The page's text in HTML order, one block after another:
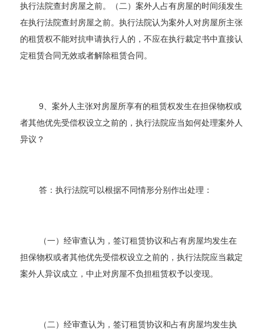
执行法院查封房屋之前。（二）案外人占有房屋的时间须发生
在执行法院查封房屋之前。执行法院认为案外人对房屋所主张
的租赁权不能对抗申请执行人的，不应在执行裁定书中直接认
定租赁合同无效或者解除租赁合同。
9、案外人主张对房屋所享有的租赁权发生在担保物权或
者其他优先受偿权设立之前的，执行法院应当如何处理案外人
异议？
答：执行法院可以根据不同情形分别作出处理：
（一）经审查认为，签订租赁协议和占有房屋均发生在
担保物权或者其他优先受偿权设立之前的，执行法院应当裁定
案外人异议成立，中止对房屋不负担租赁权予以变现。
（二）经审查认为，签订租赁协议和占有房屋均发生执